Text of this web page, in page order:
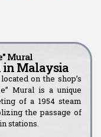
Mural
in Malaysia
on the shop’s
Mural is a unique
of a 1954 steam
the passage of
stations.